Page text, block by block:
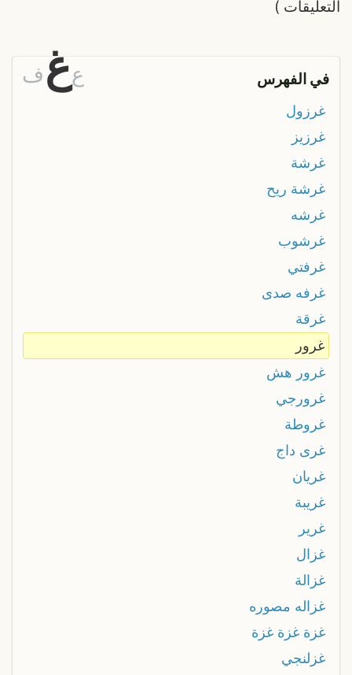
التعليقات )
في الفهرس عغف
غرزول
غرزيز
غرشة
غرشة ريح
غرشه
غرشوب
غرفتي
غرفه صدى
غرقة
غرور
غرور هش
غرورجي
غروطة
غرى داج
غريان
غريبة
غرير
غزال
غزالة
غزاله مصوره
غزة غزة غزة
غزلنجي